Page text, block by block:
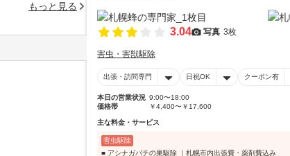
3.04 写真 3枚
害虫・害獣駆除
出張・訪問専門 日祝OK クーポン有
本日の営業状況 9:00〜18:00
価格帯
￥4,400〜￥17,600
主な料金・サービス
害虫駆除
■ アシナガバチの巣駆除 ｜札幌市内出張費・薬剤費込み
もっと見る